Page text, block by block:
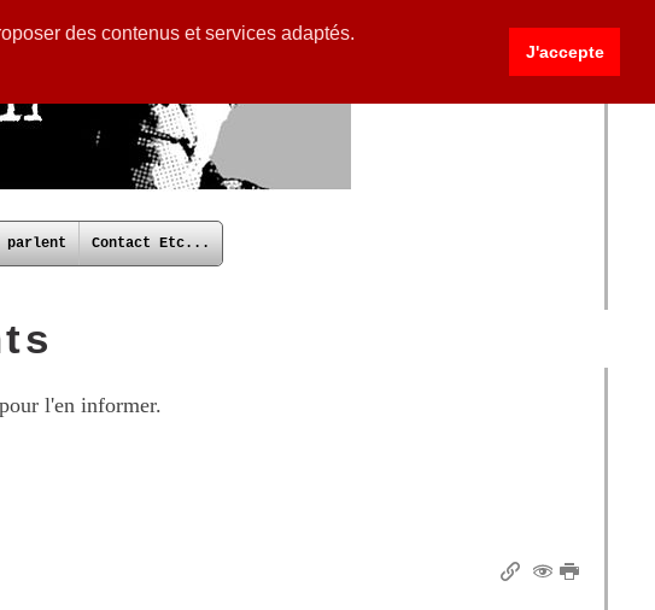
des contenus et services adaptés.
J'accepte
parlent Contact Etc...
l'en informer.